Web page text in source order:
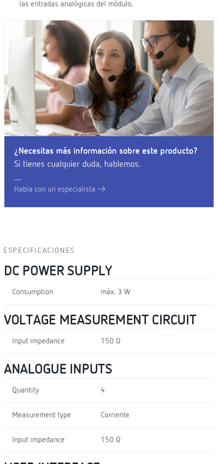
las entradas analógicas del módulo.
¿Necesitas más información sobre este producto?
Si tienes cualquier duda, hablemos.
Habla con un especialista
ESPECIFICACIONES
DC POWER SUPPLY
Consumption máx. 3 W
VOLTAGE MEASUREMENT CIRCUIT
Input impedance 150 Ω
ANALOGUE INPUTS
Quantity 4
Measurement type Corriente
Input impedance 150 Ω